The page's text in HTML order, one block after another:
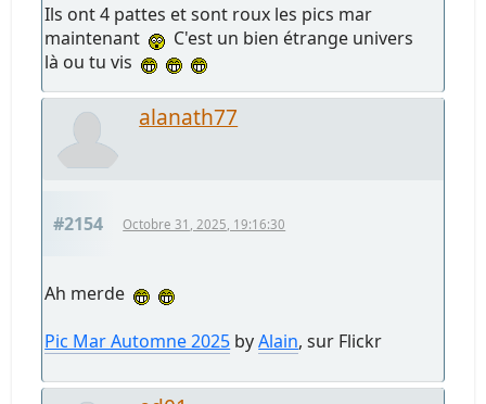
Ils ont 4 pattes et sont roux les pics mar
maintenant
C'est un bien étrange univers
là ou tu vis
alanath77
#2154 Octobre 31, 2025, 19:16:30
Ah merde
Pic Mar Automne 2025 byAlain, sur Flickr